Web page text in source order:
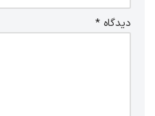
دیدگاه *